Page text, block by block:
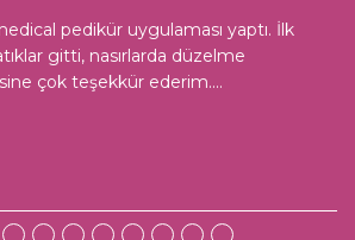
pedikür uygulaması yaptı. İlk
gitti, nasırlarda düzelme
çok teşekkür ederim....